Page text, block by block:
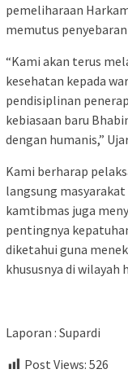
pemeliharaan
memutus
“Kami akan terus
kesehatan kepada
pendisiplinan
kebiasaan baru
dengan humanis,”
Kami berharap
langsung
kamtibmas juga
pentingnya
diketahui guna
khususnya di wilayah
Laporan : Supardi
Post Views: 526